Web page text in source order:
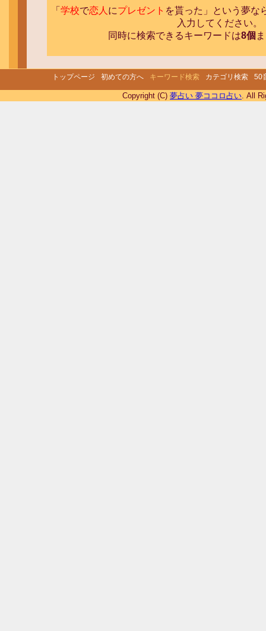
「 学校で恋人 にプレゼント を貰った」という夢な
入力してください。
同時に検索できるキーワードは8個
50
カテゴリ検索
キーワード検索
初めての方へ
トップページ
Copyright (C) 夢占い 夢ココロ占い. All